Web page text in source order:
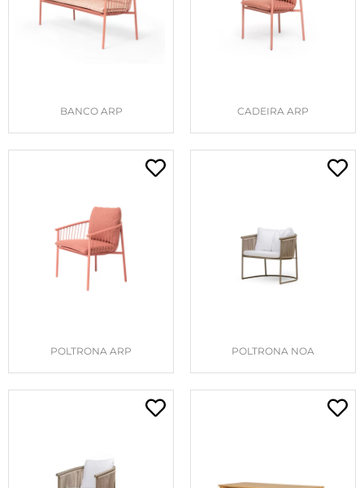
BANCO ARP CADEIRA ARP
POLTRONA ARP POLTRONA NOA